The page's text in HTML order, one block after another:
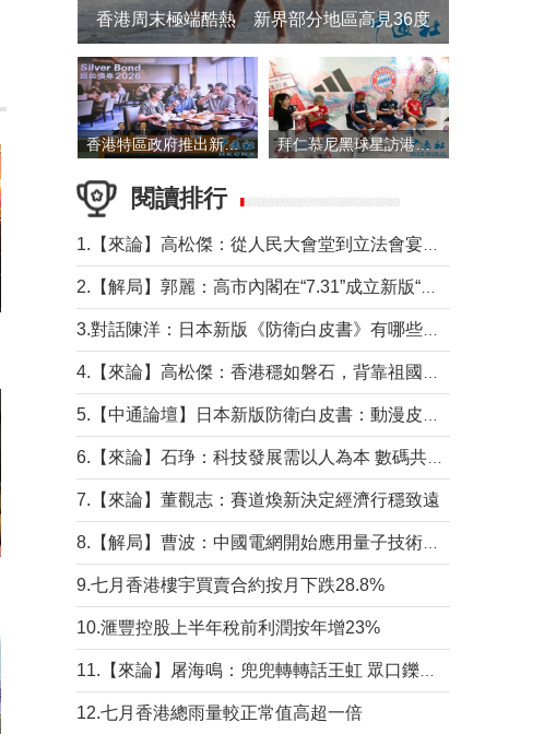
香港周末極端酷熱 新界部分地區高見36度
香港特區政府推出新一批銀色債券 每手1萬元保底息4.25厘 拜仁慕尼黑球星訪港 與球迷近距離互動
閱讀排行
7.【來論】董觀志：賽道煥新決定經濟行穩致遠
9.七月香港樓宇買賣合約按月下跌28.8%
10.滙豐控股上半年稅前利潤按年增23%
12.七月香港總雨量較正常值高超一倍